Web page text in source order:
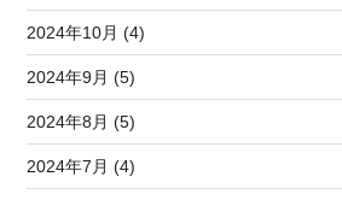
2024年10月 (4)
2024年9月 (5)
2024年8月 (5)
2024年7月 (4)